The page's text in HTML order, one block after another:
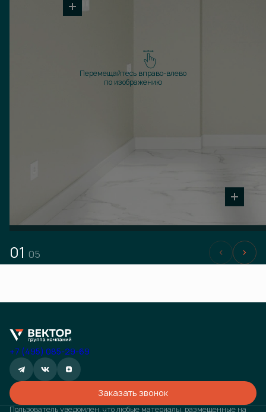
Перемещайтесь вправо-влево
по изображению
01 05
+7 (495) 085-29-69
Заказать звонок
Пользователь уведомлен, что любые материалы, размещенные на